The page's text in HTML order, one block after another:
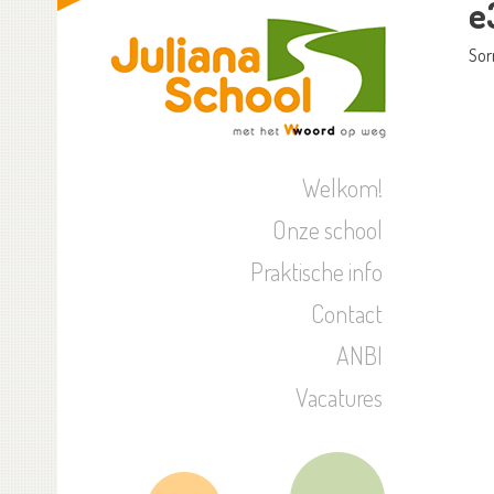
Welkom!
Onze school
Praktische info
Contact
ANBI
Vacatures